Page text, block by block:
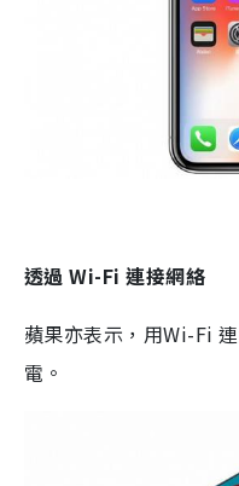
透過 Wi-Fi 連接網絡
蘋果亦表示，用Wi-Fi
電。